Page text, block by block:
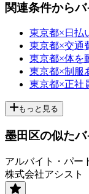
関連条件から
東京都×日払
東京都×交通
東京都×体を
東京都×制服
東京都×正社
もっと見る
墨田区の似たバ
アルバイト・パー
株式会社アシスト